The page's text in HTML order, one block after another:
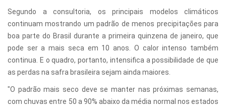
Segundo a consultoria, os principais modelos climáticos
continuam mostrando um padrão de menos precipitações para
boa parte do Brasil durante a primeira quinzena de janeiro, que
pode ser a mais seca em 10 anos. O calor intenso também
continua. E o quadro, portanto, intensifica a possibilidade de que
as perdas na safra brasileira sejam ainda maiores.
"O padrão mais seco deve se manter nas próximas semanas,
com chuvas entre 50 a 90% abaixo da média normal nos estados